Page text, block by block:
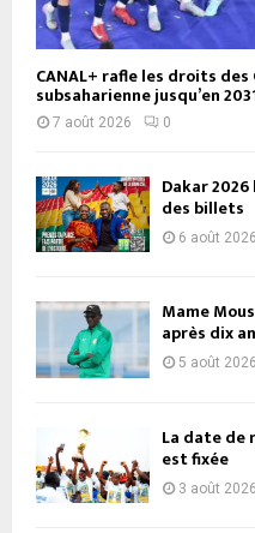
CANAL+ rafle les droits des
subsaharienne jusqu’en
7 août 2026 0
Dakar
des billets
6 août 2026
Mame
après dix
5 août 2026
La date de
est fixée
3 août 2026